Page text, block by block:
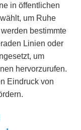
in öffentlichen
um Ruhe
bestimmte
Linien oder
um
hervorzurufen.
Eindruck von